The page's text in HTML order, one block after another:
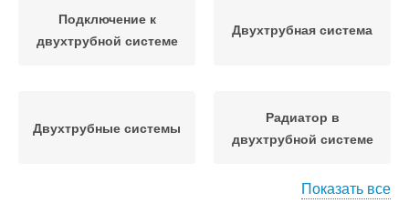
Подключение к
двухтрубной системе
Двухтрубная система
Двухтрубные системы
Радиатор в
двухтрубной системе
Показать все